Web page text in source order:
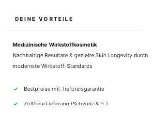
DEINE VORTEILE
Medizinische Wirkstoffkosmetik
Nachhaltige Resultate & gezielte Skin Longevity durch
modernste Wirkstoff-Standards
✓ Bestpreise mit Tiefpreisgarantie
✓ Zollfreie Lieferung (Schweiz & FL)